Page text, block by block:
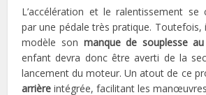
L’accélération et le ralentissement
par une pédale très pratique. Toutefois,
modèle son manque de souplesse
enfant devra donc être averti de la
lancement du moteur. Un atout de ce
arrière intégrée, facilitant les